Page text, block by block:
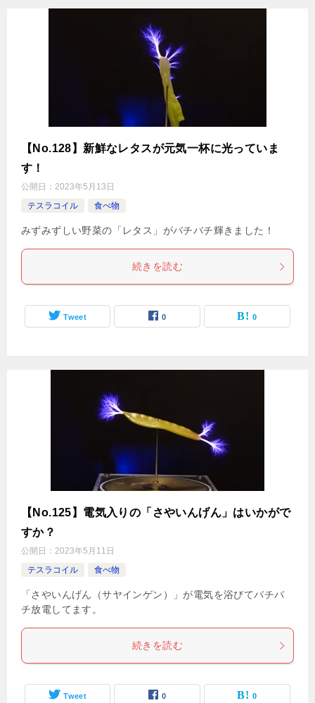
【No.128】新鮮なレタスが元気一杯に光っていま
す！
公開日： 2023年5月13日
テスラコイル
食べ物
みずみずしい野菜の「レタス」がバチバチ輝きました！
続きを読む
Tweet 0 0
【No.125】電気入りの「さやいんげん」はいかがで
すか？
公開日： 2023年5月11日
テスラコイル
食べ物
「さやいんげん（サヤインゲン）」が電気を浴びてバチバ
チ放電してます。
続きを読む
Tweet 0 0